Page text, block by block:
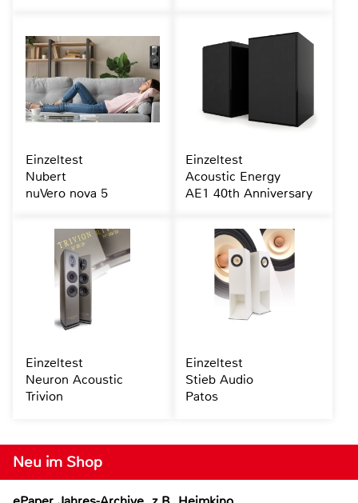
Neu im Shop
Einzeltest
Nubert
nuVero nova 5
Einzeltest
Acoustic Energy
AE1 40th Anniversary
Einzeltest
Neuron Acoustic
Trivion
Einzeltest
Stieb Audio
Patos